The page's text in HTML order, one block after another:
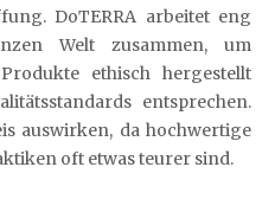
DoTERRA arbeitet eng
Welt zusammen, um
ethisch hergestellt
entsprechen.
auswirken, da hochwertige
oft etwas teurer sind.